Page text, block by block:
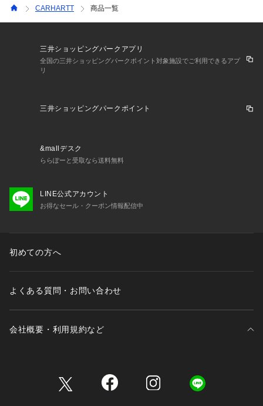
CARHARTT 商品一覧
三井ショッピングパークアプリ
全国の三井ショッピングパークポイント対象施設でご利用できるアプ
リ
三井ショッピングパークポイント
&mallデスク
ららぽーと受取なら送料無料
LINE公式アカウント
お得なセール・クーポン情報配信中
初めての方へ
よくある質問・お問い合わせ
会社概要・利用規約など